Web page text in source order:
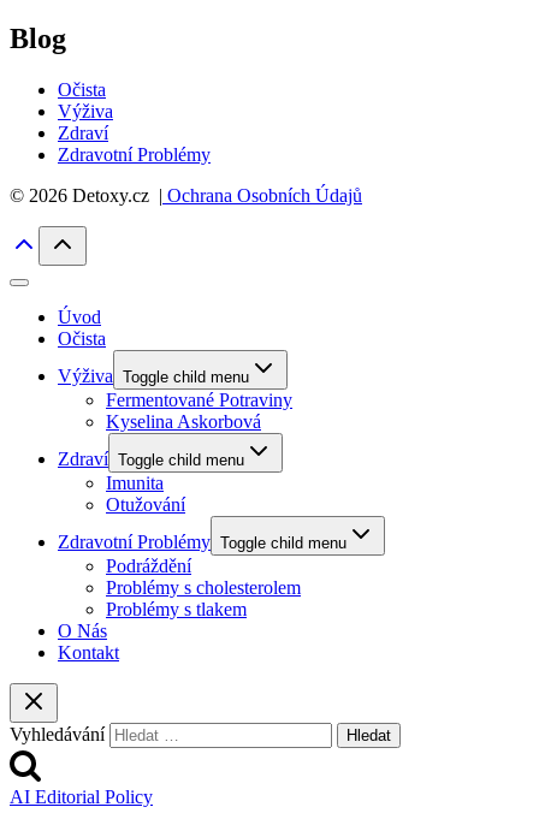
Blog
Očista
Výživa
Zdraví
Zdravotní Problémy
© 2026 Detoxy.cz | Ochrana Osobních Údajů
Úvod
Očista
Výživa Toggle child menu
Fermentované Potraviny
Kyselina Askorbová
Zdraví Toggle child menu
Imunita
Otužování
Zdravotní Problémy Toggle child menu
Podráždění
Problémy s cholesterolem
Problémy s tlakem
O Nás
Kontakt
Vyhledávání
AI Editorial Policy